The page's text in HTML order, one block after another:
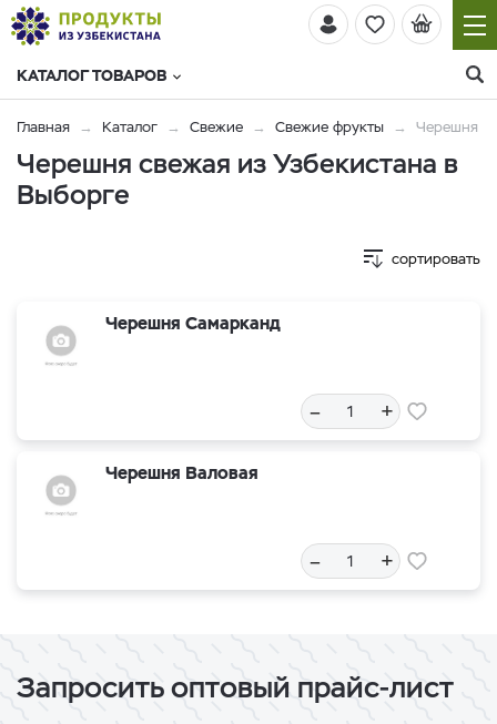
КАТАЛОГ ТОВАРОВ
Главная Каталог Свежие Свежие фрукты Черешня
Черешня свежая из Узбекистана в
Выборге
сортировать
Черешня Самарканд
– +
Черешня Валовая
– +
Запросить оптовый прайс-лист